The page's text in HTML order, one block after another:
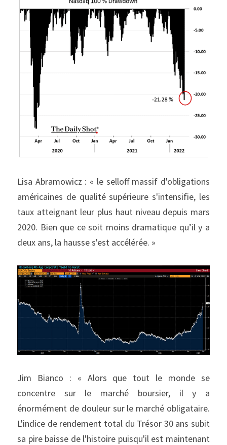
Lisa Abramowicz : « le selloff massif d'obligations
américaines de qualité supérieure s'intensifie, les
taux atteignant leur plus haut niveau depuis mars
2020. Bien que ce soit moins dramatique qu’il y a
deux ans, la hausse s'est accélérée. »
Jim Bianco : « Alors que tout le monde se
concentre sur le marché boursier, il y a
énormément de douleur sur le marché obligataire.
L'indice de rendement total du Trésor 30 ans subit
sa pire baisse de l'histoire puisqu'il est maintenant